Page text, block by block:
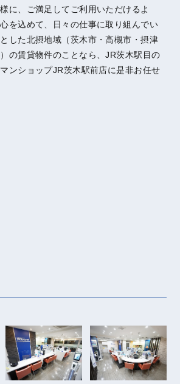
に、ご満足してご利用いただけるよ
を込めて、日々の仕事に取り組んでい
した北摂地域（茨木市・高槻市・摂津
の賃貸物件のことなら、JR茨木駅目の
ンショップJR茨木駅前店に是非お任せ